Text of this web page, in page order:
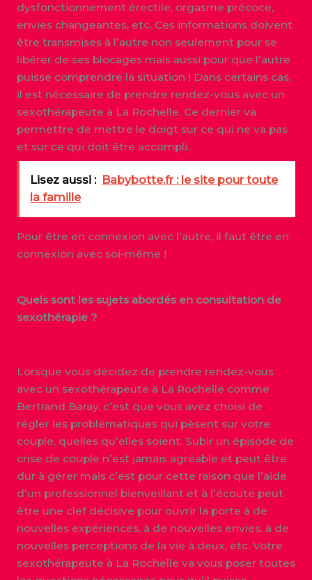
dysfonctionnement érectile, orgasme précoce,
envies changeantes, etc. Ces informations doivent
être transmises à l’autre non seulement pour se
libérer de ses blocages mais aussi pour que l’autre
puisse comprendre la situation ! Dans certains cas,
il est nécessaire de prendre rendez-vous avec un
sexothérapeute à La Rochelle. Ce dernier va
permettre de mettre le doigt sur ce qui ne va pas
et sur ce qui doit être accompli.
Lisez aussi :
Babybotte.fr : le site pour toute
la famille
Pour être en connexion avec l’autre, il faut être en
connexion avec soi-même !
Quels sont les sujets abordés en consultation de
sexothérapie ?
Lorsque vous décidez de prendre rendez-vous
avec un sexothérapeute à La Rochelle comme
Bertrand Baray, c’est que vous avez choisi de
régler les problématiques qui pèsent sur votre
couple, quelles qu’elles soient. Subir un épisode de
crise de couple n’est jamais agréable et peut être
dur à gérer mais c’est pour cette raison que l’aide
d’un professionnel bienveillant et à l’écoute peut
être une clef décisive pour ouvrir la porte à de
nouvelles expériences, à de nouvelles envies, à de
nouvelles perceptions de la vie à deux, etc. Votre
sexothérapeute à La Rochelle va vous poser toutes